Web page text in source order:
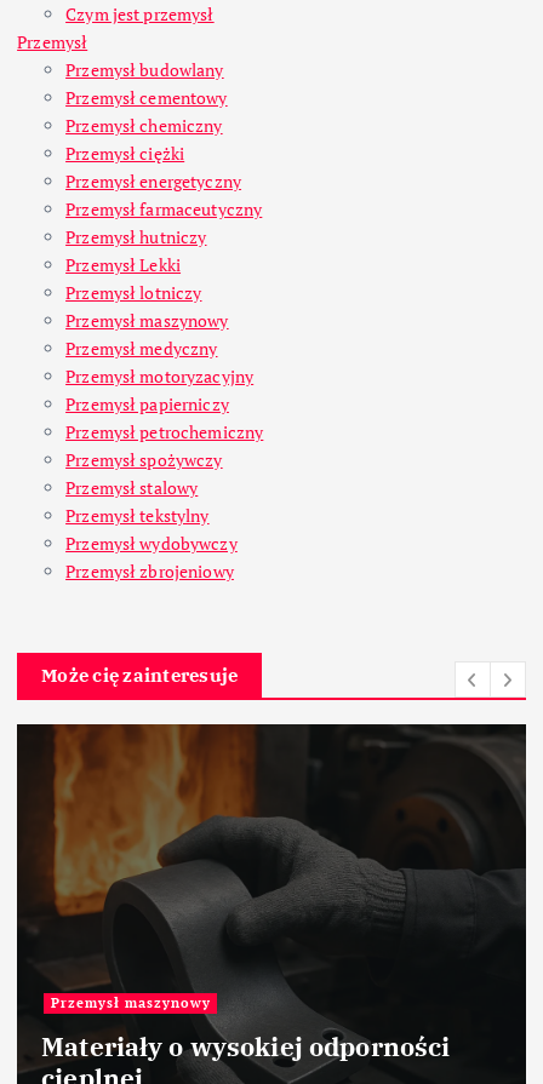
Czym jest przemysł
Przemysł
Przemysł budowlany
Przemysł cementowy
Przemysł chemiczny
Przemysł ciężki
Przemysł energetyczny
Przemysł farmaceutyczny
Przemysł hutniczy
Przemysł Lekki
Przemysł lotniczy
Przemysł maszynowy
Przemysł medyczny
Przemysł motoryzacyjny
Przemysł papierniczy
Przemysł petrochemiczny
Przemysł spożywczy
Przemysł stalowy
Przemysł tekstylny
Przemysł wydobywczy
Przemysł zbrojeniowy
Może cię zainteresuje
Fabryki na świecie
Fincantieri Shipyard – Triest –